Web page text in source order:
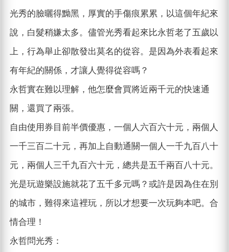
光秀的臉曬得黝黑，厚實的手傷痕累累，以這個年紀來
說，白髮稍嫌太多。儘管光秀看起來比永哲老了五歲以
上，行為舉止卻散發出莫名的從容。是因為外表看起來
有年紀的關係，才讓人覺得從容嗎？
永哲實在難以理解，他怎麼會買將近兩千元的快速通
關，還買了兩張。
自由使用券目前半價優惠，一個人六百六十元，兩個人
一千三百二十元，再加上自動通關一個人一千九百八十
元，兩個人三千九百六十元，總共是五千兩百八十元。
光是玩遊樂設施就花了五千多元嗎？或許是因為住在別
的城市，難得來這裡玩，所以才想要一次玩夠本吧。合
情合理！
永哲問光秀：